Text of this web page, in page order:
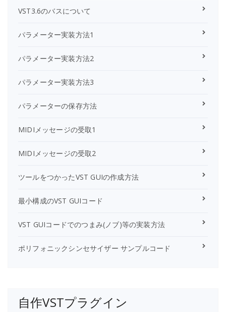
VST3.6のバスについて
パラメーター実装方法1
パラメーター実装方法2
パラメーター実装方法3
パラメーターの保存方法
MIDIメッセージの受取1
MIDIメッセージの受取2
ツールをつかったVST GUIの作成方法
最小構成のVST GUIコード
VST GUIコードでのつまみ(ノブ)等の実装方法
ポリフォニックシンセサイザー サンプルコード
自作VSTプラグイン